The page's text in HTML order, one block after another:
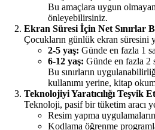
Bu amaçlara uygun
önleyebilirsiniz.
Ekran Süresi İçin Net Sınırlar
Çocukların günlük ekran süresini
2-5 yaş: Günde en fazla 1
6-12 yaş: Günde en fazla 2
Bu sınırların
kullanımı yerine, kitap
Teknolojiyi Yaratıcılığı Teşvik
Teknoloji, pasif bir tüketim aracı
Resim yapma
Kodlama öğrenme